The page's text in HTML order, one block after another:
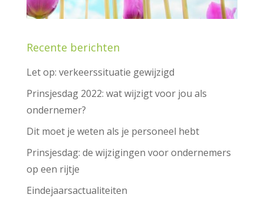
Recente berichten
Let op: verkeerssituatie gewijzigd
Prinsjesdag 2022: wat wijzigt voor jou als
ondernemer?
Dit moet je weten als je personeel hebt
Prinsjesdag: de wijzigingen voor ondernemers
op een rijtje
Eindejaarsactualiteiten